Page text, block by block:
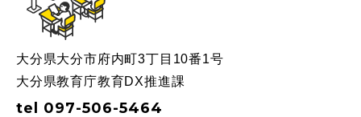
大分県大分市府内町3丁目10番1号
大分県教育庁教育DX推進課
tel 097-506-5464